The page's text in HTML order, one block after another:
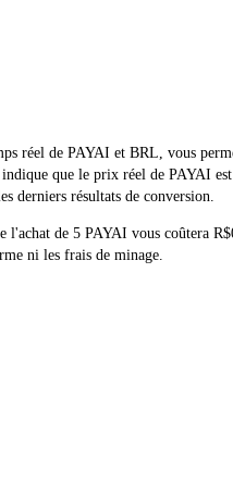
réel de PAYAI et BRL, vous
que le prix réel de PAYAI
derniers résultats de conversion.
de 5 PAYAI vous coûtera
ni les frais de minage.